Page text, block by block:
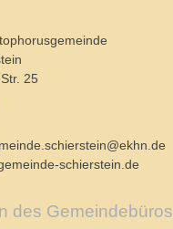
25
schierstein.de
des Gemeindebüros